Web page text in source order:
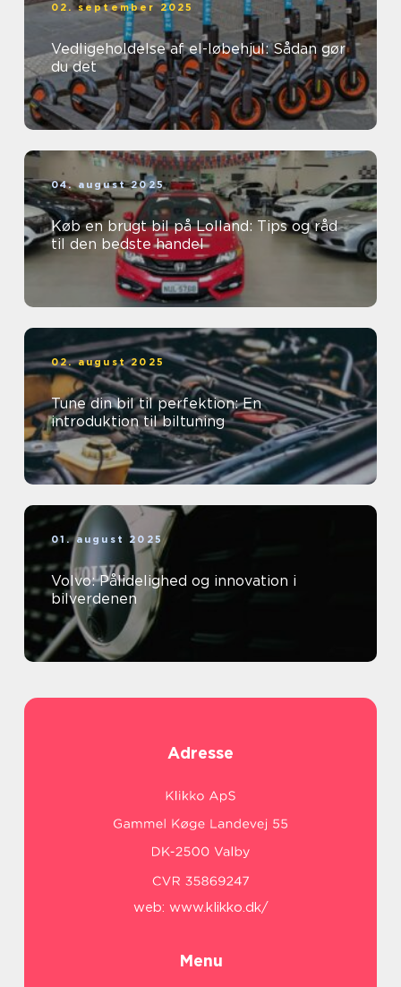
02. september 2025
Vedligeholdelse af el-løbehjul: Sådan gør
du det
04. august 2025
Køb en brugt bil på Lolland: Tips og råd
til den bedste handel
02. august 2025
Tune din bil til perfektion: En
introduktion til biltuning
01. august 2025
Volvo: Pålidelighed og innovation i
bilverdenen
Adresse
web: www.klikko.dk/
Menu